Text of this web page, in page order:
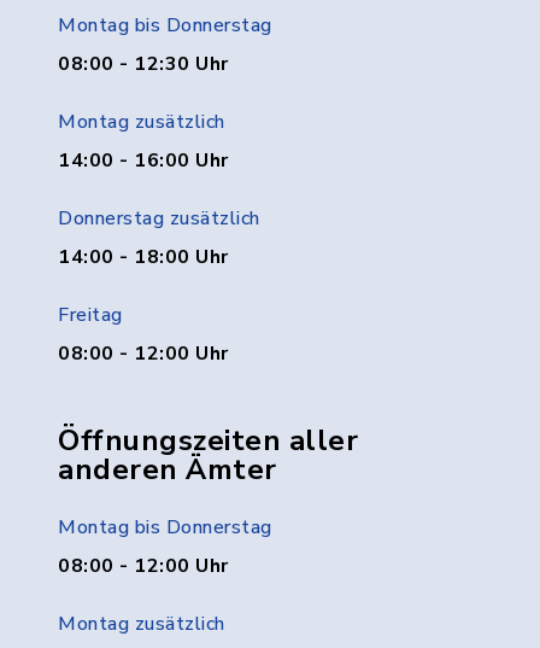
Montag bis Donnerstag
08:00 - 12:30 Uhr
Montag zusätzlich
14:00 - 16:00 Uhr
Donnerstag zusätzlich
14:00 - 18:00 Uhr
Freitag
08:00 - 12:00 Uhr
Öffnungszeiten aller
anderen Ämter
Montag bis Donnerstag
08:00 - 12:00 Uhr
Montag zusätzlich